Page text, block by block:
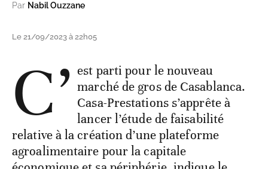
Par Nabil Ouzzane
Le 21/09/2023 à 22h05
C’ est parti pour le nouveau
marché de gros de Casablanca.
Casa-Prestations s’apprête à
lancer l’étude de faisabilité
relative à la création d’une plateforme
agroalimentaire pour la capitale